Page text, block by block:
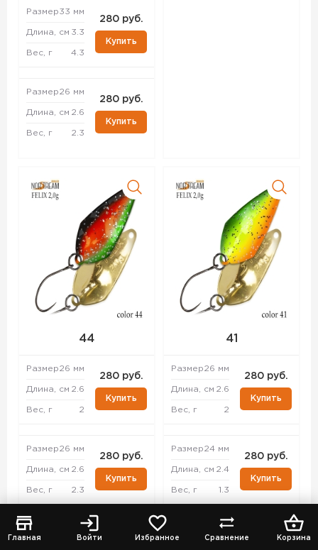
Главная Войти Избранное Сравнение Корзина
Размер33 мм
Длина, см 3.3
Вес, г 4.3
280 руб.
Купить
Размер26 мм
Длина, см 2.6
Вес, г 2.3
280 руб.
Купить
44
Размер26 мм
Длина, см 2.6
Вес, г 2
280 руб.
Купить
Размер26 мм
Длина, см 2.6
Вес, г 2.3
280 руб.
Купить
Размер
280 руб.
41
Размер26 мм
Длина, см 2.6
Вес, г 2
280 руб.
Купить
Размер24 мм
Длина, см 2.4
Вес, г 1.3
280 руб.
Купить
26 мм
280 руб.